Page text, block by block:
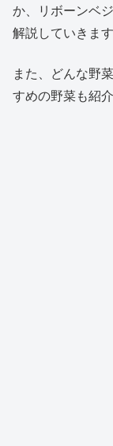
か、リボーンベ
解説していきます
また、どんな野
すめの野菜も紹